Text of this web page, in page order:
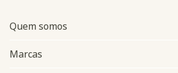
Quem somos
Marcas